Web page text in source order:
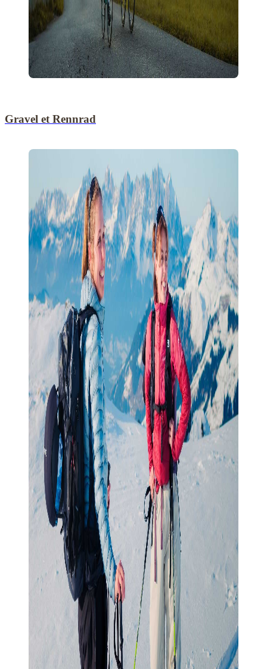
Gravel et Rennrad